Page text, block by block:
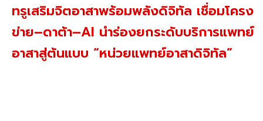
ทรูเสริมจิตอาสาพร้อมพลังดิจิทัล เชื่อมโครง
ข่าย–ดาต้า–AI นำร่องยกระดับบริการแพทย์
อาสาสู่ต้นแบบ “หน่วยแพทย์อาสาดิจิทัล”